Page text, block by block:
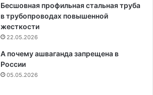
Бесшовная профильная стальная труба
в трубопроводах повышенной
жесткости
22.05.2026
А почему ашваганда запрещена в
России
05.05.2026